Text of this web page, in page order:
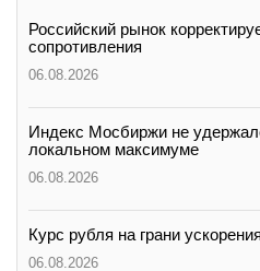
Российский рынок
сопротивления
06.08.2026
Индекс Мосбиржи не
локальном максимуме
06.08.2026
Курс рубля на грани
06.08.2026